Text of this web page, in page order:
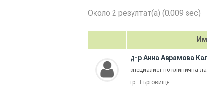
Около 2 резултат(а) (0.009 sec)
д-р Анна Аврамова
специалист по клинична
гр. Търговище